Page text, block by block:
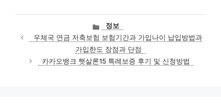
카
테
고
리
정보
우체국 연금 저축보험 보험기간과 가입나이 납입방법과
가입한도 장점과 단점
카카오뱅크 햇살론15 특례보증 후기 및 신청방법